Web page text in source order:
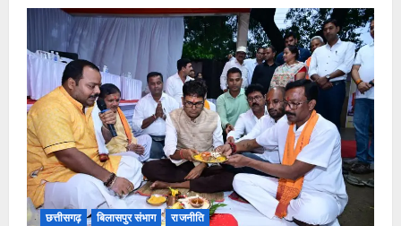
छत्तीसगढ़ बिलासपुर संभाग राजनीति